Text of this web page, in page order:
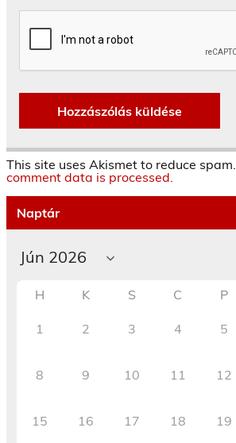
This site uses Akismet to reduce spam.
comment data is processed.
Naptár
H K S C P
1 2 3 4 5
8 9 10 11 12
15 16 17 18 19